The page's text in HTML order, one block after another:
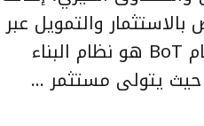
والتمويل عبر
نظامي bot)، (ppp. ونظام BoT هو نظام البناء
حيث يتولى مستثمر …